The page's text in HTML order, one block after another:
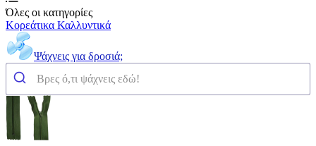
Όλες οι κατηγορίες
Κορεάτικα Καλλυντικά
Ψάχνεις για δροσιά;